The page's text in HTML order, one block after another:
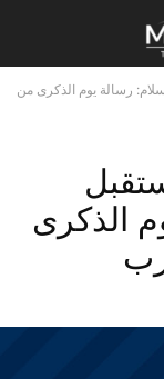
رسالة يوم الذكرى من
الذكرى